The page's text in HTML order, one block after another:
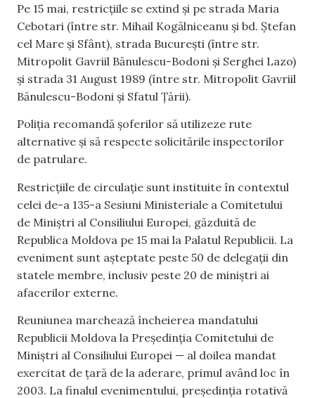
Pe 15 mai, restricțiile se extind și pe strada Maria
Cebotari (între str. Mihail Kogălniceanu și bd. Ștefan
cel Mare și Sfânt), strada București (între str.
Mitropolit Gavriil Bănulescu-Bodoni și Serghei Lazo)
și strada 31 August 1989 (între str. Mitropolit Gavriil
Bănulescu-Bodoni și Sfatul Țării).
Poliția recomandă șoferilor să utilizeze rute
alternative și să respecte solicitările inspectorilor
de patrulare.
Restricțiile de circulație sunt instituite în contextul
celei de-a 135-a Sesiuni Ministeriale a Comitetului
de Miniștri al Consiliului Europei, găzduită de
Republica Moldova pe 15 mai la Palatul Republicii. La
eveniment sunt așteptate peste 50 de delegații din
statele membre, inclusiv peste 20 de miniștri ai
afacerilor externe.
Reuniunea marchează încheierea mandatului
Republicii Moldova la Președinția Comitetului de
Miniștri al Consiliului Europei — al doilea mandat
exercitat de țară de la aderare, primul având loc în
2003. La finalul evenimentului, președinția rotativă